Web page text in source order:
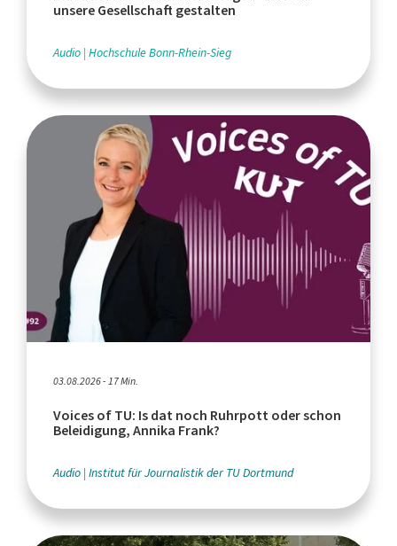
unsere Gesellschaft gestalten
Audio Hochschule Bonn-Rhein-Sieg
03.08.2026 - 17 Min.
Voices of TU: Is dat noch Ruhrpott oder schon
Beleidigung, Annika Frank?
Audio Institut für Journalistik der TU Dortmund